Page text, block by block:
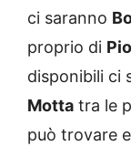
ci saranno
proprio di
disponibili ci
Motta tra le
può trovare